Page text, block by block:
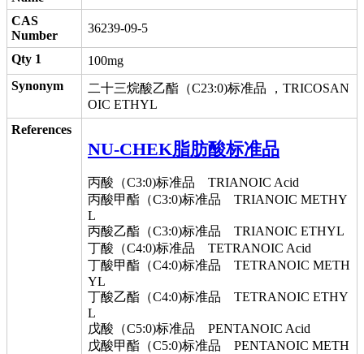
CAS
Number
36239-09-5
Qty 1
100mg
Synonym
二十三烷酸乙酯（C23:0)标准品 ，TRICOSAN
OIC ETHYL
References
NU-CHEK脂肪酸标准品
丙酸（C3:0)标准品 TRIANOIC Acid
丙酸甲酯（C3:0)标准品 TRIANOIC METHY
L
丙酸乙酯（C3:0)标准品 TRIANOIC ETHYL
丁酸（C4:0)标准品 TETRANOIC Acid
丁酸甲酯（C4:0)标准品 TETRANOIC METH
YL
丁酸乙酯（C4:0)标准品 TETRANOIC ETHY
L
戊酸（C5:0)标准品 PENTANOIC Acid
戊酸甲酯（C5:0)标准品 PENTANOIC METH